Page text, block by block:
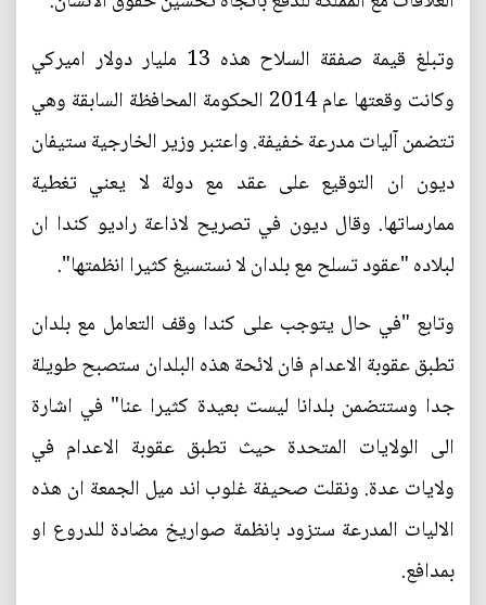
وتبلغ قيمة صفقة السلاح هذه 13 مليار دولار اميركي
وكانت وقعتها عام 2014 الحكومة المحافظة السابقة وهي
تتضمن آليات مدرعة خفيفة. واعتبر وزير الخارجية ستيفان
ديون ان التوقيع على عقد مع دولة لا يعني تغطية
ممارساتها. وقال ديون في تصريح لاذاعة راديو كندا ان
لبلاده "عقود تسلح مع بلدان لا نستسيغ كثيرا انظمتها".
وتابع "في حال يتوجب على كندا وقف التعامل مع بلدان
تطبق عقوبة الاعدام فان لائحة هذه البلدان ستصبح طويلة
جدا وستتضمن بلدانا ليست بعيدة كثيرا عنا" في اشارة
الى الولايات المتحدة حيث تطبق عقوبة الاعدام في
ولايات عدة. ونقلت صحيفة غلوب اند ميل الجمعة ان هذه
الاليات المدرعة ستزود بانظمة صواريخ مضادة للدروع او
بمدافع.